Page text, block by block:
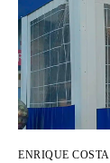
ENRIQUE COSTA